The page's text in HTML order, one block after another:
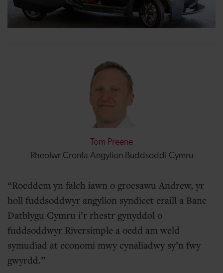
Tom Preene
Rheolwr Cronfa Angylion Buddsoddi Cymru
Roeddem yn falch iawn o groesawu Andrew, yr
holl fuddsoddwyr angylion syndicet eraill a Banc
Datblygu Cymru i’r rhestr gynyddol o
fuddsoddwyr Riversimple a oedd am weld
symudiad at economi mwy cynaliadwy sy’n fwy
gwyrdd.